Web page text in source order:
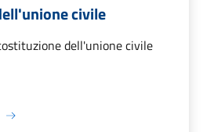
civile
dell'unione civile